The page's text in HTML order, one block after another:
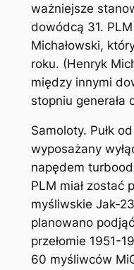
ważniejsze
dowódcą 31. PLM
Michałowski,
roku. (Henryk
między innymi
stopniu generała
Samoloty. Pułk
wyposażany
napędem
PLM miał zostać
myśliwskie Jak-
planowano
przełomie 1951-
60 myśliwców